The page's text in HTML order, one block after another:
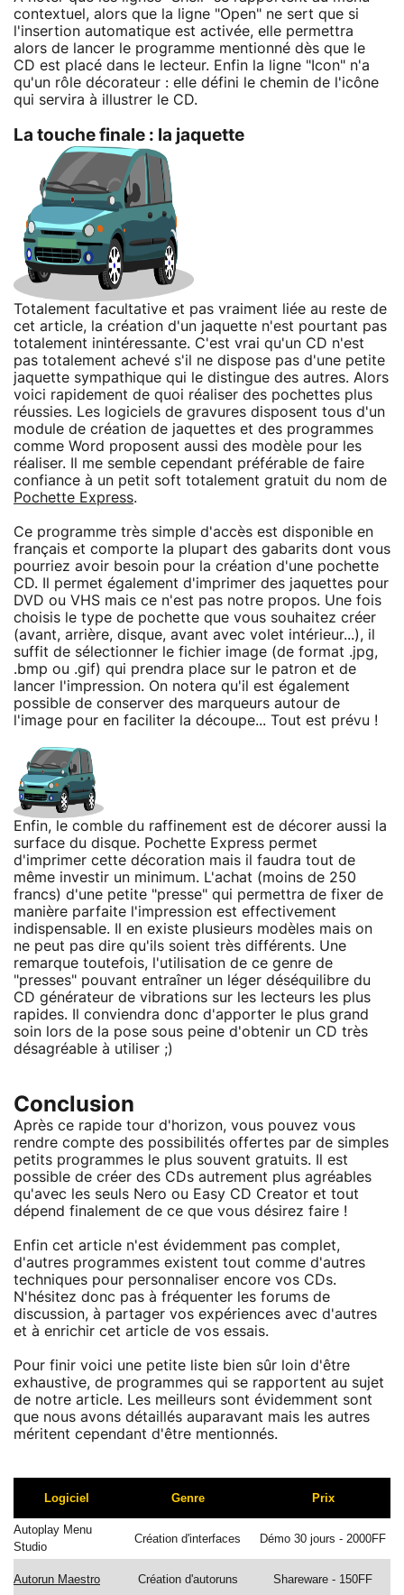
contextuel, alors que la ligne "Open" ne sert que si
l'insertion automatique est activée, elle permettra
alors de lancer le programme mentionné dès que le
CD est placé dans le lecteur. Enfin la ligne "Icon" n'a
qu'un rôle décorateur : elle défini le chemin de l'icône
qui servira à illustrer le CD.
La touche finale : la jaquette
Totalement facultative et pas vraiment liée au reste de
cet article, la création d'un jaquette n'est pourtant pas
totalement inintéressante. C'est vrai qu'un CD n'est
pas totalement achevé s'il ne dispose pas d'une petite
jaquette sympathique qui le distingue des autres. Alors
voici rapidement de quoi réaliser des pochettes plus
réussies. Les logiciels de gravures disposent tous d'un
module de création de jaquettes et des programmes
comme Word proposent aussi des modèle pour les
réaliser. Il me semble cependant préférable de faire
confiance à un petit soft totalement gratuit du nom de
Pochette Express.
Ce programme très simple d'accès est disponible en
français et comporte la plupart des gabarits dont vous
pourriez avoir besoin pour la création d'une pochette
CD. Il permet également d'imprimer des jaquettes pour
DVD ou VHS mais ce n'est pas notre propos. Une fois
choisis le type de pochette que vous souhaitez créer
(avant, arrière, disque, avant avec volet intérieur...), il
suffit de sélectionner le fichier image (de format .jpg,
.bmp ou .gif) qui prendra place sur le patron et de
lancer l'impression. On notera qu'il est également
possible de conserver des marqueurs autour de
l'image pour en faciliter la découpe... Tout est prévu !
Enfin, le comble du raffinement est de décorer aussi la
surface du disque. Pochette Express permet
d'imprimer cette décoration mais il faudra tout de
même investir un minimum. L'achat (moins de 250
francs) d'une petite "presse" qui permettra de fixer de
manière parfaite l'impression est effectivement
indispensable. Il en existe plusieurs modèles mais on
ne peut pas dire qu'ils soient très différents. Une
remarque toutefois, l'utilisation de ce genre de
"presses" pouvant entraîner un léger déséquilibre du
CD générateur de vibrations sur les lecteurs les plus
rapides. Il conviendra donc d'apporter le plus grand
soin lors de la pose sous peine d'obtenir un CD très
désagréable à utiliser ;)
Conclusion
Après ce rapide tour d'horizon, vous pouvez vous
rendre compte des possibilités offertes par de simples
petits programmes le plus souvent gratuits. Il est
possible de créer des CDs autrement plus agréables
qu'avec les seuls Nero ou Easy CD Creator et tout
dépend finalement de ce que vous désirez faire !
Enfin cet article n'est évidemment pas complet,
d'autres programmes existent tout comme d'autres
techniques pour personnaliser encore vos CDs.
N'hésitez donc pas à fréquenter les forums de
discussion, à partager vos expériences avec d'autres
et à enrichir cet article de vos essais.
Pour finir voici une petite liste bien sûr loin d'être
exhaustive, de programmes qui se rapportent au sujet
de notre article. Les meilleurs sont évidemment sont
que nous avons détaillés auparavant mais les autres
méritent cependant d'être mentionnés.
Logiciel Genre Prix
Autoplay Menu
Studio
Création d'interfaces Démo 30 jours - 2000FF
Autorun Maestro Création d'autoruns Shareware - 150FF